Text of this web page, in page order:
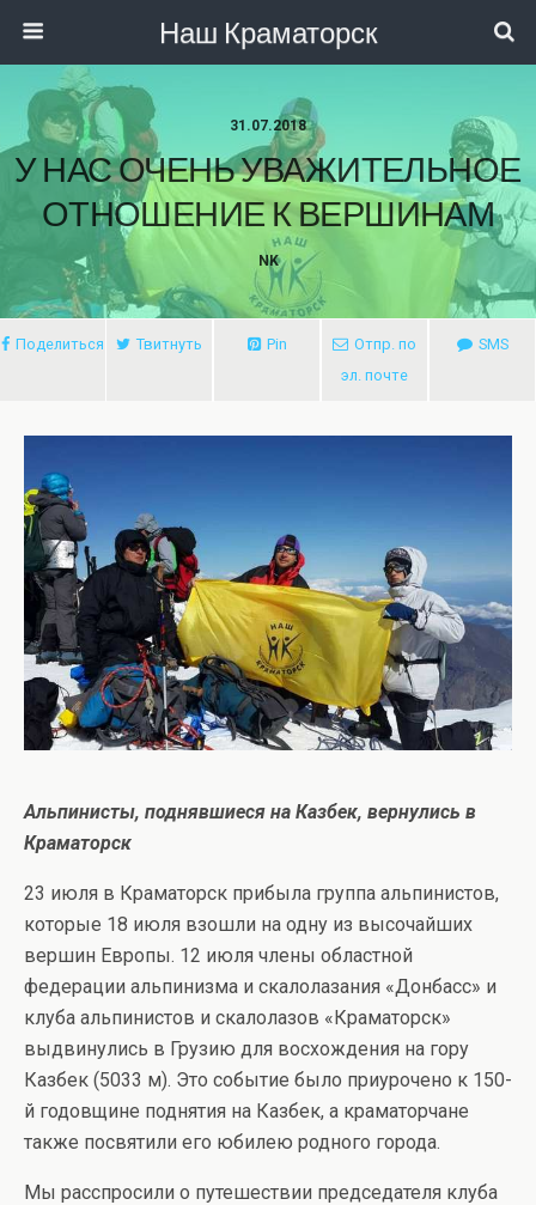
Наш Краматорск
31.07.2018
У НАС ОЧЕНЬ УВАЖИТЕЛЬНОЕ
ОТНОШЕНИЕ К ВЕРШИНАМ
NK
Поделиться Твитнуть Pin
Отпр. по
эл. почте
SMS
Альпинисты, поднявшиеся на Казбек, вернулись в
Краматорск
23 июля в Краматорск прибыла группа альпинистов,
которые 18 июля взошли на одну из высочайших
вершин Европы. 12 июля члены областной
федерации альпинизма и скалолазания «Донбасс» и
клуба альпинистов и скалолазов «Краматорск»
выдвинулись в Грузию для восхождения на гору
Казбек (5033 м). Это событие было приурочено к 150-
й годовщине поднятия на Казбек, а краматорчане
также посвятили его юбилею родного города.
Мы расспросили о путешествии председателя клуба